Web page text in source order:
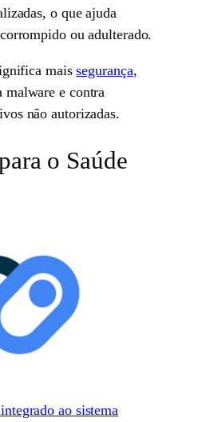
o que ajuda
ou adulterado.
maissegurança,
malware e contra
não autorizadas.
o Saúde
ao sistema